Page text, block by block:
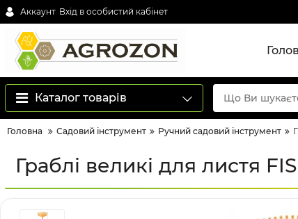
Аккаунт Вхід в особистий кабінет
Каталог товарів
Головна Садовий інструмент Ручний садовий інструмент
Граблі великі для листя